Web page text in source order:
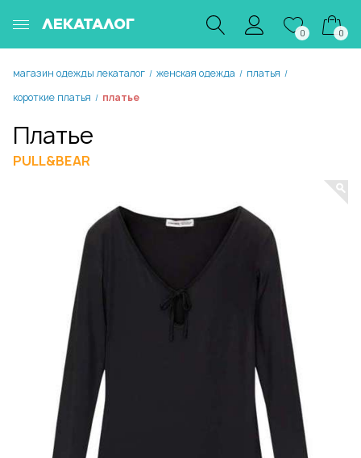
ЛЕКАТАЛОГ
0 0
магазин одежды лекаталог / женская одежда / платья /
короткие платья / платье
Платье
PULL&BEAR